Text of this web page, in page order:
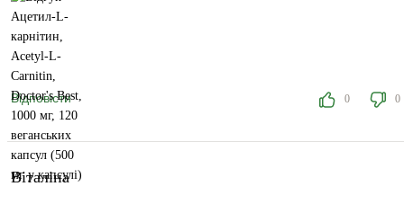
Відповісти 0 0
Віталіна